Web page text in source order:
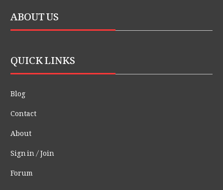
ABOUT US
QUICK LINKS
Blog
Contact
About
Sign in / Join
Forum